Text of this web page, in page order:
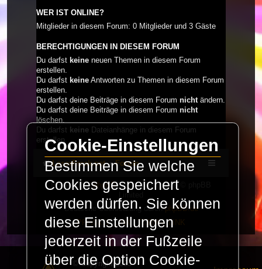
WER IST ONLINE?
Mitglieder in diesem Forum: 0 Mitglieder und 3 Gäste
BERECHTIGUNGEN IN DIESEM FORUM
Du darfst keine neuen Themen in diesem Forum
erstellen.
Du darfst keine Antworten zu Themen in diesem Forum
erstellen.
Du darfst deine Beiträge in diesem Forum nichtändern.
Du darfst deine Beiträge in diesem Forum nicht
löschen.
Du darfst keine Dateianhänge in diesem Forum
erstellen.
LaserFreak.net Forum
Powered byphpBB® Forum Software © phpBB
Limited
Deutsche Übersetzung durchphpBB.de
PRIVACY_LINK
TERMS_LINK
© Copyright 2025 -
Cookie-Einstellungen
Bestimmen Sie welche
Cookies gespeichert
werden dürfen. Sie können
diese Einstellungen
jederzeit in der Fußzeile
über die Option Cookie-